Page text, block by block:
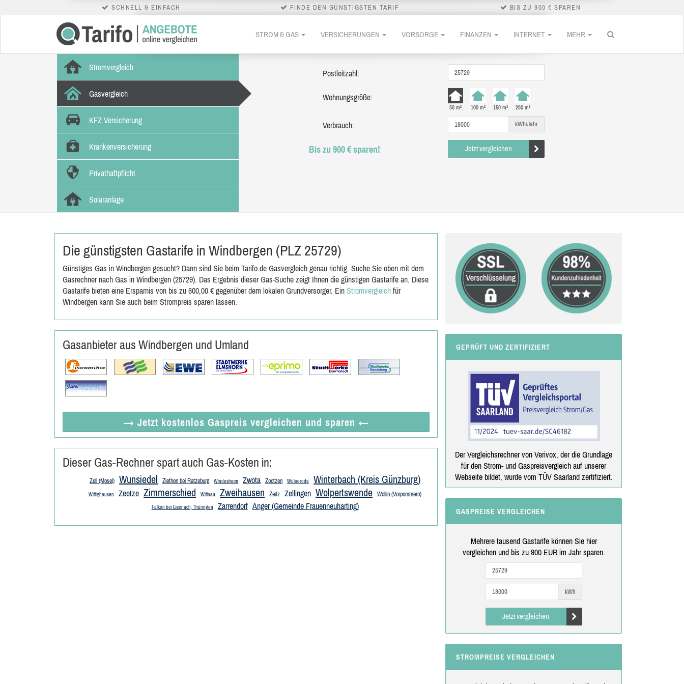
SCHNELL & EINFACH FINDE DEN GÜNSTIGSTEN TARIF BIS ZU 900 € SPAREN
STROM & GAS VERSICHERUNGEN VORSORGE FINANZEN INTERNET MEHR
Stromvergleich
Gasvergleich
KFZ Versicherung
Krankenversicherung
Privathaftpflicht
Solaranlage
Postleitzahl:
Wohnungsgröße:
50 m² 100 m² 150 m² 280 m²
Verbrauch: kWh/Jahr
Bis zu 900 € sparen! Jetzt vergleichen
Die günstigsten Gastarife in Windbergen (PLZ 25729)
Günstiges Gas in Windbergen gesucht? Dann sind Sie beim Tarifo.de Gasvergleich genau richtig. Suche Sie oben mit dem
Gasrechner nach Gas in Windbergen (25729). Das Ergebnis dieser Gas-Suche zeigt Ihnen die günstigen Gastarife an. Diese
Gastarife bieten eine Ersparnis von bis zu 600,00 € gegenüber dem lokalen Grundversorger. Ein Stromvergleich für
Windbergen kann Sie auch beim Strompreis sparen lassen.
Gasanbieter aus Windbergen und Umland
→ Jetzt kostenlos Gaspreis vergleichen und sparen ←
Dieser Gas-Rechner spart auch Gas-Kosten in:
Zell (Mosel) Wunsiedel Ziethen bei Ratzeburg Windesheim Zwota Zootzen Wülperode Winterbach (Kreis Günzburg)
Wittighausen Zeetze Zimmerschied Wittnau Zweihausen Zeitz Zellingen Wolpertswende Wollin (Vorpommern)
Falken bei Eisenach, Thüringen Zarrendorf Anger (Gemeinde Frauenneuharting)
GEPRÜFT UND ZERTIFIZIERT
Der Vergleichsrechner von Verivox, der die Grundlage
für den Strom- und Gaspreisvergleich auf unserer
Webseite bildet, wurde vom TÜV Saarland zertifiziert.
GASPREISE VERGLEICHEN
Mehrere tausend Gastarife können Sie hier
vergleichen und bis zu 900 EUR im Jahr sparen.
kWh
Jetzt vergleichen
STROMPREISE VERGLEICHEN